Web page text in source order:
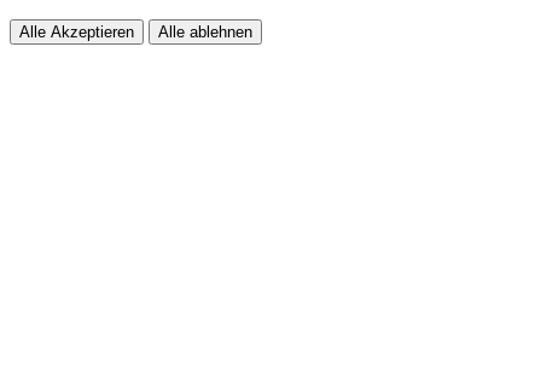
Alle Akzeptieren Alle ablehnen